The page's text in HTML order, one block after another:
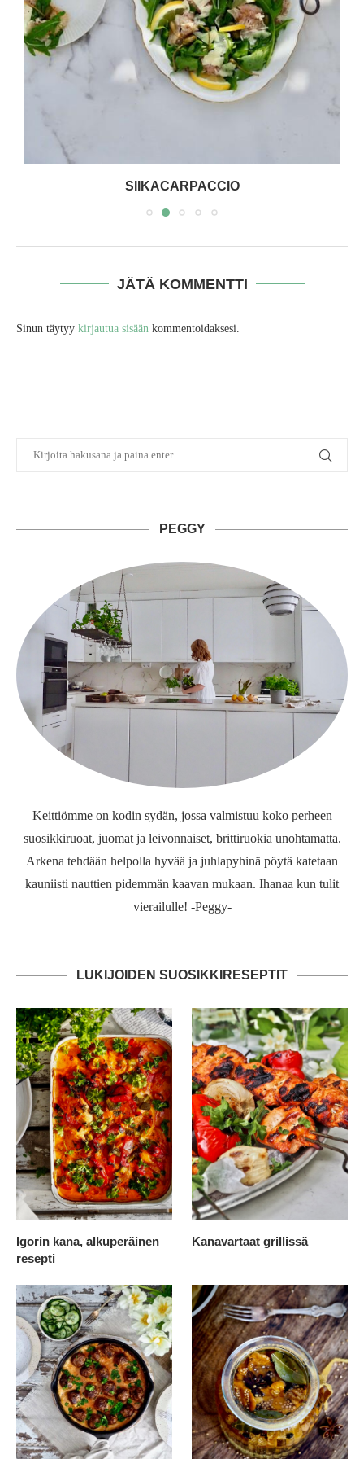
SIIKACARPACCIO
JÄTÄ KOMMENTTI
Sinun täytyy kirjautua sisään kommentoidaksesi.
PEGGY
Keittiömme on kodin sydän, jossa valmistuu koko perheen
suosikkiruoat, juomat ja leivonnaiset, brittiruokia unohtamatta.
Arkena tehdään helpolla hyvää ja juhlapyhinä pöytä katetaan
kauniisti nauttien pidemmän kaavan mukaan. Ihanaa kun tulit
vierailulle! -Peggy-
LUKIJOIDEN SUOSIKKIRESEPTIT
Igorin kana, alkuperäinen
resepti
Kanavartaat grillissä